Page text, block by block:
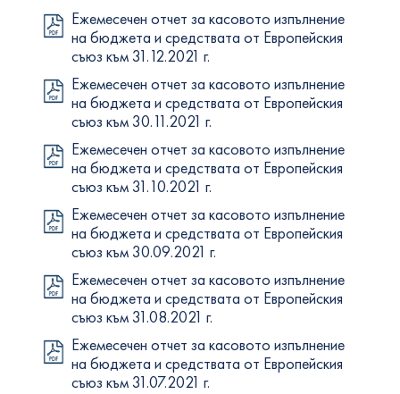
Ежемесечен отчет за касовото изпълнение
на бюджета и средствата от Европейския
съюз към 31.12.2021 г.
Ежемесечен отчет за касовото изпълнение
на бюджета и средствата от Европейския
съюз към 30.11.2021 г.
Ежемесечен отчет за касовото изпълнение
на бюджета и средствата от Европейския
съюз към 31.10.2021 г.
Ежемесечен отчет за касовото изпълнение
на бюджета и средствата от Европейския
съюз към 30.09.2021 г.
Ежемесечен отчет за касовото изпълнение
на бюджета и средствата от Европейския
съюз към 31.08.2021 г.
Ежемесечен отчет за касовото изпълнение
на бюджета и средствата от Европейския
съюз към 31.07.2021 г.